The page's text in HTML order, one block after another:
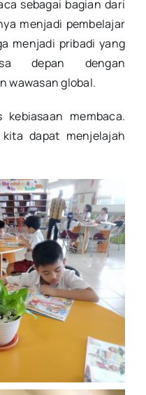
sebagai bagian dari
menjadi pembelajar
menjadi pribadi yang
depan dengan
wawasan global.
membaca.
dapat menjelajah